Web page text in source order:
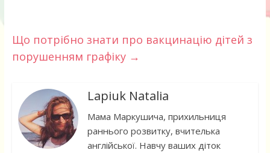
Що потрібно знати про вакцинацію дітей з
порушенням графіку →
Lapiuk Natalia
Мама Маркушича, прихильниця
раннього розвитку, вчителька
англійської. Навчу ваших діток